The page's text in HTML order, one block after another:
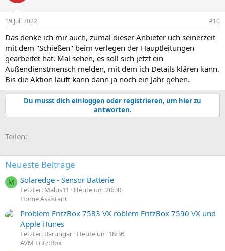
19 Juli 2022 #10
Das denke ich mir auch, zumal dieser Anbieter uch seinerzeit
mit dem "Schießen" beim verlegen der Hauptleitungen
gearbeitet hat. Mal sehen, es soll sich jetzt ein
Außendienstmensch melden, mit dem ich Details klären kann.
Bis die Aktion läuft kann dann ja noch ein Jahr gehen.
Du musst dich einloggen oder registrieren, um hier zu
antworten.
Teilen:
Neueste Beiträge
M Solaredge - Sensor Batterie
Letzter: Malus11
Heute um 20:30
Home Assistant
Problem FritzBox 7583 VX roblem FritzBox 7590 VX und
Apple iTunes
Letzter: Barungar Heute um 18:36
AVM Fritz!Box